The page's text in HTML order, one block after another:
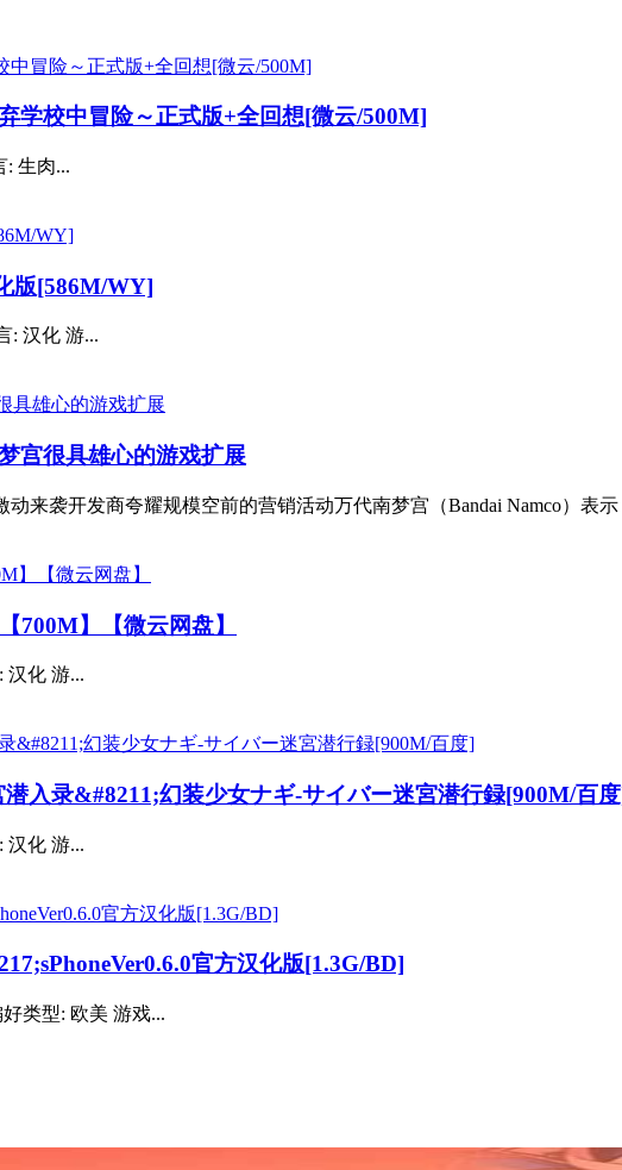
学校中冒险～正式版+全回想[微云/500M]
: 生肉...
版[586M/WY]
: 汉化 游...
宫很具雄心的游戏扩展
来袭开发商夸耀规模空前的营销活动万代南梦宫（Bandai Namco）表
700M】【微云网盘】
汉化 游...
入录&#8211;幻装少女ナギ-サイバー迷宮潜行録[900M/百
汉化 游...
官方汉化版[1.3G/BD]
类型: 欧美 游戏...